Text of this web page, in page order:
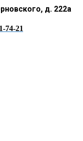
д. 222а
74-21